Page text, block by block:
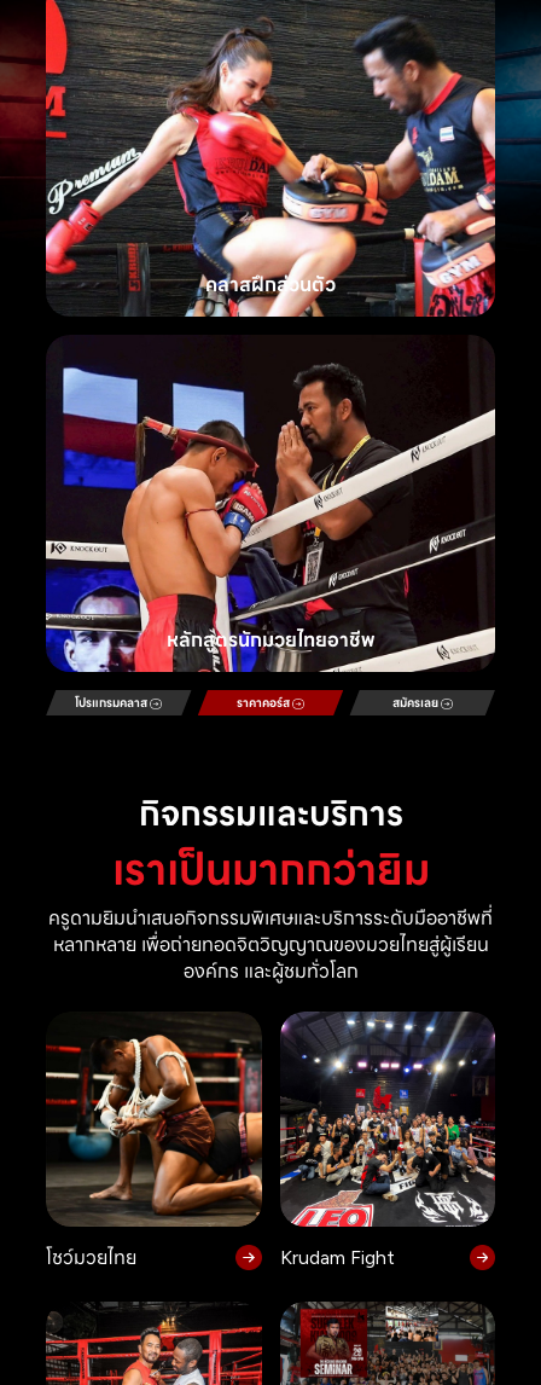
คลาสฝึกส่วนตัว
หลักสูตรนักมวยไทยอาชีพ
โปรแกรมคลาส ราคาคอร์ส สมัครเลย
กิจกรรมและบริการ
เราเป็นมากกว่ายิม
ครูดามยิมนำเสนอกิจกรรมพิเศษและบริการระดับมืออาชีพที่
หลากหลาย เพื่อถ่ายทอดจิตวิญญาณของมวยไทยสู่ผู้เรียน
องค์กร และผู้ชมทั่วโลก
โชว์มวยไทย Krudam Fight